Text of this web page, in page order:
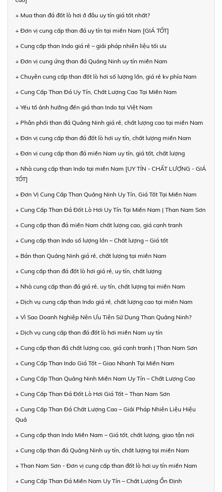
+ Mua than đá đốt lò hơi ở đâu uy tín giá tốt nhất?
+ Đơn vị cung cấp than đá uy tín tại miền Nam [GIÁ TỐT]
+ Cung cấp than Indo giá rẻ – giải pháp nhiên liệu tối ưu
+ Đơn vị cung ứng than đá Quảng Ninh uy tín miền Nam
+ Chuyên cung cấp than đốt lò hơi số lượng lớn, giá rẻ kv phía Nam
+ Cung Cấp Than Đá Uy Tín, Chất Lượng Cao Tại Miền Nam
+ Yếu tố ảnh hưởng đến giá than Indo tại Việt Nam
+ Phân phối than đá Quảng Ninh giá rẻ, chất lượng cao tại miền Nam
+ Đơn vị cung cấp than đá đốt lò hơi uy tín, chất lượng miền Nam
+ Đơn vị cung cấp than đá miền Nam uy tín, giá tốt, chất lượng
+ Nhà cung cấp than Indo tại miền Nam [UY TÍN - CHẤT LƯỢNG - GIÁ
TỐT]
+ Đơn Vị Cung Cấp Than Quảng Ninh Uy Tín, Giá Tốt Tại Miền Nam
+ Cung Cấp Than Đá Đốt Lò Hơi Uy Tín Tại Miền Nam | Than Nam Sơn
+ Cung cấp than đá miền Nam chất lượng cao, giá cạnh tranh
+ Cung cấp than Indo số lượng lớn – Chất lượng – Giá tốt
+ Bán than Quảng Ninh giá rẻ, chất lượng tại miền Nam
+ Cung cấp than đá đốt lò hơi giá rẻ, uy tín, chất lượng
+ Nhà cung cấp than đá giá rẻ, uy tín, chất lượng tại miền Nam
+ Dịch vụ cung cấp than Indo giá rẻ, chất lượng cao tại miền Nam
+ Vì Sao Doanh Nghiệp Nên Ưu Tiên Sử Dụng Than Quảng Ninh?
+ Dịch vụ cung cấp than đá đốt lò hơi miền Nam uy tín
+ Cung cấp than đá chất lượng cao, giá cạnh tranh | Than Nam Sơn
+ Cung Cấp Than Indo Giá Tốt – Giao Nhanh Tại Miền Nam
+ Cung Cấp Than Quảng Ninh Miền Nam Uy Tín – Chất Lượng Cao
+ Cung Cấp Than Đá Đốt Lò Hơi Giá Tốt – Than Nam Sơn
+ Cung Cấp Than Đá Chất Lượng Cao – Giải Pháp Nhiên Liệu Hiệu
Quả
+ Cung cấp than Indo Miền Nam – Giá tốt, chất lượng, giao tận nơi
+ Cung cấp than đá Quảng Ninh uy tín, chất lượng tại miền Nam
+ Than Nam Sơn - Đơn vị cung cấp than đốt lò hơi uy tín miền Nam
+ Cung Cấp Than Đá Miền Nam Uy Tín – Chất Lượng Ổn Định